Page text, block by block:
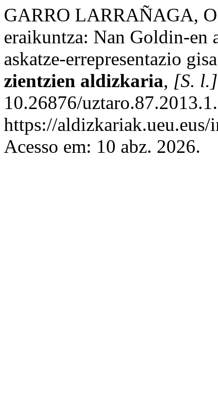
GARRO LARRAÑAGA,
eraikuntza: Nan Goldin-en
askatze-errepresentazio
zientzien aldizkaria, [S. l.]
10.26876/
https://
Acesso em: 10 abz. 2026.